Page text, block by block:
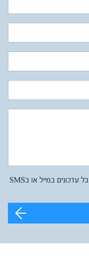
אנחנו מעוניינים לקבל עדכונים במייל או בSMS